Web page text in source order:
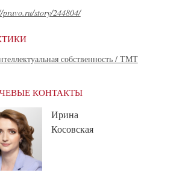
pravo.ru/story/244804/
собственность / ТМТ
КОНТАКТЫ
Ирина
Косовская